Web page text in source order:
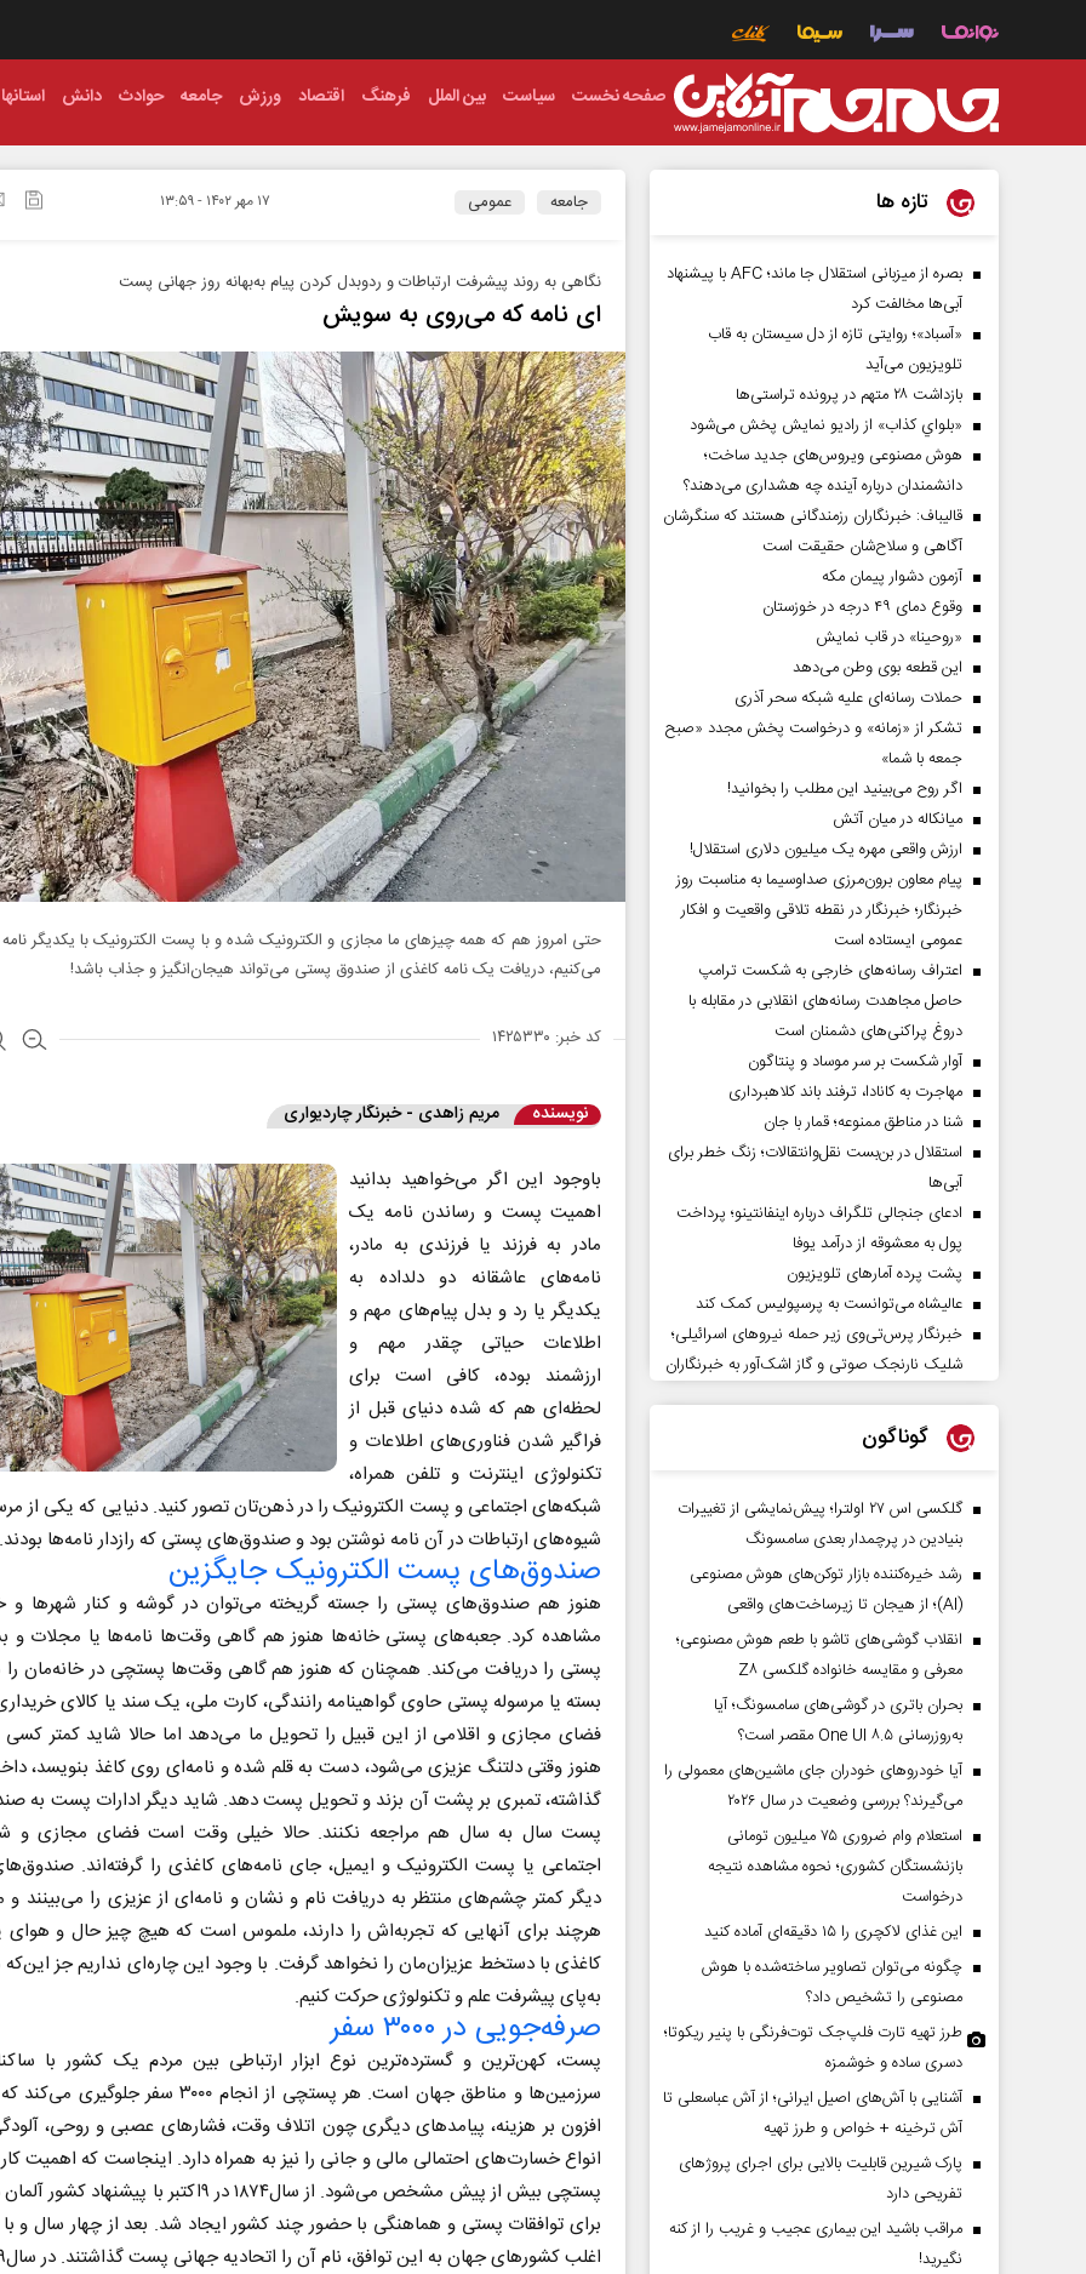
صفحه نخست سیاست بین الملل فرهنگ اقتصاد ورزش جامعه حوادث دانش استانها
جامعه عمومی ۱۷ مهر ۱۴۰۲ - ۱۳:۵۹
نگاهی به روند پیشرفت ارتباطات و ردوبدل کردن پیام به‌بهانه روز جهانی پست
ای نامه که می‌روی به سویش
حتی امروز هم که همه چیزهای ما مجازی و الکترونیک شده و با پست الکترونیک با یکدیگر
می‌کنیم، دریافت یک نامه کاغذی از صندوق پستی می‌تواند هیجان‌انگیز و جذاب باشد!
کد خبر: ۱۴۲۵۳۳۰
نویسنده مریم زاهدی - خبرنگار چاردیواری
باوجود این اگر می‌خواهید بدانید
اهمیت پست و رساندن نامه‌ یک
مادر به فرزند یا فرزندی به مادر،
نامه‌های عاشقانه دو دلداده به
یکدیگر یا رد و بدل پیام‌های مهم و
اطلاعات حیاتی چقدر مهم و
ارزشمند بوده، کافی ‌است برای
لحظه‌ای هم که شده دنیای قبل از
فراگیر شدن فناوری‌های اطلاعات و
تکنولوژی اینترنت و تلفن همراه،
شبکه‌های اجتماعی و پست الکترونیک را در ذهن‌تان تصور کنید. دنیایی که یکی از
شیوه‌های ارتباطات در آن نامه نوشتن بود و صندوق‌های پستی که رازدار نامه‌ها بودند.
صندوق‌های پست الکترونیک جایگزین
هنوز هم صندوق‌های پستی را جسته گریخته می‌توان در گوشه و کنار شهرها و
مشاهده کرد. جعبه‌های پستی خانه‌ها هنوز هم گاهی وقت‌ها نامه‌ها یا مجلات و
پستی را دریافت می‌کند. همچنان که هنوز هم گاهی وقت‌ها پستچی در خانه‌مان را
بسته یا مرسوله پستی حاوی گواهینامه رانندگی، کارت ملی، یک سند یا کالای
فضای مجازی و اقلامی از این قبیل را تحویل ما می‌دهد اما حالا شاید کمتر
هنوز وقتی دلتنگ عزیزی می‌شود، دست به قلم شده و نامه‌ای روی کاغذ بنویسد،
گذاشته، تمبری بر پشت آن بزند و تحویل پست دهد. شاید دیگر ادارات پست به
پست سال به سال هم مراجعه نکنند. حالا خیلی وقت است فضای مجازی و
اجتماعی یا پست الکترونیک و ایمیل، جای نامه‌های کاغذی را گرفته‌اند.
دیگر کمتر چشم‌های منتظر به دریافت نام و نشان و نامه‌ای از عزیزی را می‌بینند و
هرچند برای آنهایی که تجربه‌اش را دارند، ملموس است که هیچ چیز حال و هوای
کاغذی با دستخط عزیزان‌مان را نخواهد گرفت. با وجود این چاره‌ای نداریم جز این‌که
به‌پای پیشرفت علم و تکنولوژی حرکت کنیم.
صرفه‌جویی در ۳۰۰۰ سفر
پست، کهن‌ترین و گسترده‌ترین نوع ابزار ارتباطی بین مردم یک کشور با
سرزمین‌ها و مناطق جهان است. هر پستچی از انجام ۳۰۰۰ سفر
افزون بر هزینه، پیامدهای دیگری چون اتلاف وقت، فشارهای عصبی و روحی،
انواع خسارت‌های احتمالی مالی و جانی را نیز به همراه دارد. اینجاست که اهمیت
پستچی بیش از پیش مشخص می‌شود. از سال۱۸۷۴ در ۹اکتبر با
برای توافقات پستی و هماهنگی با حضور چند کشور ایجاد شد. بعد از چهار سال و
تازه ها
بصره از میزبانی استقلال جا ماند؛ AFC با پیشنهاد
آبی‌ها مخالفت کرد
«آسباد»؛ روایتی تازه از دل سیستان به قاب
تلویزیون می‌آید
بازداشت ۲۸ متهم در پرونده تراستی‌ها
«بلواي کذاب» از رادیو نمایش پخش می‌شود
هوش مصنوعی ویروس‌های جدید ساخت؛
دانشمندان درباره آینده چه هشداری می‌دهند؟
قالیباف: خبرنگاران رزمندگانی هستند که سنگرشان
آگاهی و سلاح‌شان حقیقت است
آزمون دشوار پیمان مکه
وقوع دمای ۴۹ درجه در خوزستان
«روحینا» در قاب نمایش
این قطعه بوی وطن می‌دهد
حملات رسانه‌ای علیه شبکه سحر آذری
تشکر از «زمانه» و درخواست پخش مجدد «صبح
جمعه با شما»
اگر روح می‌بینید این مطلب را بخوانید!
میانکاله در میان آتش
ارزش واقعی مهره یک میلیون دلاری استقلال!
پیام معاون برون‌مرزی صداوسیما به مناسبت روز
خبرنگار؛ خبرنگار در نقطه تلاقی واقعیت و افکار
عمومی ایستاده است
اعتراف رسانه‌های خارجی به شکست ترامپ
حاصل مجاهدت رسانه‌های انقلابی در مقابله با
دروغ پراکنی‌های دشمنان است
آوار شکست بر سر موساد و پنتاگون
مهاجرت به کانادا، ترفند باند کلاهبرداری
شنا در مناطق ممنوعه؛ قمار با جان
استقلال در بن‌بست نقل‌وانتقالات؛ زنگ خطر برای
آبی‌ها
ادعای جنجالی تلگراف درباره اینفانتینو؛ پرداخت
پول به معشوقه از درآمد یوفا
پشت پرده آمارهای تلویزیون
عالیشاه می‌توانست به پرسپولیس کمک کند
خبرنگار پرس‌تی‌وی زیر حمله نیروهای اسرائیلی؛
شلیک نارنجک صوتی و گاز اشک‌آور به خبرنگاران
گوناگون
گلکسی اس ۲۷ اولترا؛ پیش‌نمایشی از تغییرات
بنیادین در پرچمدار بعدی سامسونگ
رشد خیره‌کننده بازار توکن‌های هوش مصنوعی
(AI)؛ از هیجان تا زیرساخت‌های واقعی
انقلاب گوشی‌های تاشو‌ با طعم هوش مصنوعی؛
معرفی و مقایسه خانواده گلکسی Z۸
بحران باتری در گوشی‌های سامسونگ؛ آیا
به‌روزرسانی One UI ۸.۵ مقصر است؟
آیا خودروهای خودران جای ماشین‌های معمولی را
می‌گیرند؟ بررسی وضعیت در سال ۲۰۲۶
استعلام وام ضروری ۷۵ میلیون تومانی
بازنشستگان کشوری؛ نحوه مشاهده نتیجه
درخواست
این غذای لاکچری را ۱۵ دقیقه‌ای آماده کنید
چگونه می‌توان تصاویر ساخته‌شده با هوش
مصنوعی را تشخیص داد؟
طرز تهیه تارت فلپ‌جک توت‌فرنگی با پنیر ریکوتا؛
دسری ساده و خوشمزه
آشنایی با آش‌های اصیل ایرانی؛ از آش عباسعلی تا
آش ترخینه + خواص و طرز تهیه
پارک شیرین قابلیت‌ بالایی برای اجرای پروژهای
تفریحی دارد
مراقب باشید این بیماری عجیب و غریب را از کنه
نگیرید!